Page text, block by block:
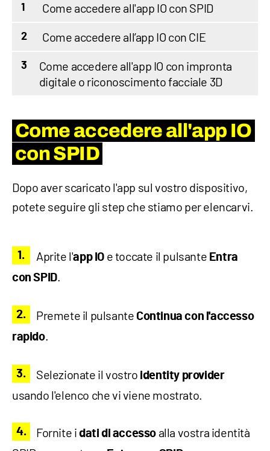
1 Come accedere all'app IO con SPID
2 Come accedere all’app IO con CIE
3
Come accedere all'app IO con impronta
digitale o riconoscimento facciale 3D
Come accedere all'app IO
con SPID
Dopo aver scaricato l'app sul vostro dispositivo,
potete seguire gli step che stiamo per elencarvi.
Aprite l'app IO e toccate il pulsante Entra
con SPID.
Premete il pulsante Continua con l'accesso
rapido.
Selezionate il vostro identity provider
usando l'elenco che vi viene mostrato.
Fornite i dati di accesso alla vostra identità